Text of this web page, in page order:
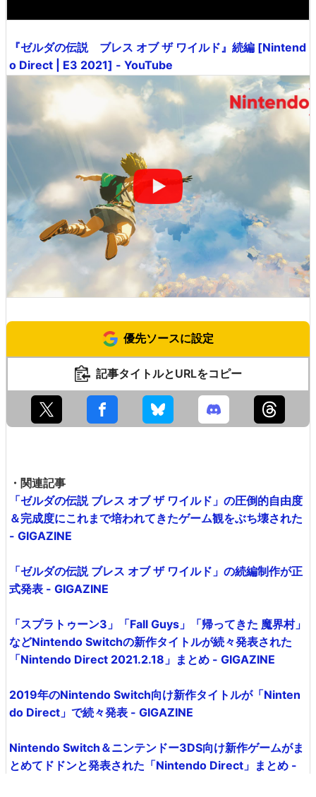
『ゼルダの伝説 ブレス オブ ザ ワイルド』続編 [Nintend
o Direct | E3 2021] - YouTube
優先ソースに設定
記事タイトルとURLをコピー
・関連記事
「ゼルダの伝説 ブレス オブ ザ ワイルド」の圧倒的自由度
＆完成度にこれまで培われてきたゲーム観をぶち壊された
- GIGAZINE
「ゼルダの伝説 ブレス オブ ザ ワイルド」の続編制作が正
式発表 - GIGAZINE
「スプラトゥーン3」「Fall Guys」「帰ってきた 魔界村」
などNintendo Switchの新作タイトルが続々発表された
「Nintendo Direct 2021.2.18」まとめ - GIGAZINE
2019年のNintendo Switch向け新作タイトルが「Ninten
do Direct」で続々発表 - GIGAZINE
Nintendo Switch＆ニンテンドー3DS向け新作ゲームがま
とめてドドンと発表された「Nintendo Direct」まとめ -